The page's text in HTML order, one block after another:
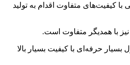
با کیفیت‌های متفاوت اقدام به تولید
با همدیگر متفاوت است.
حرفه‌ای با کیفیت بسیار بالا